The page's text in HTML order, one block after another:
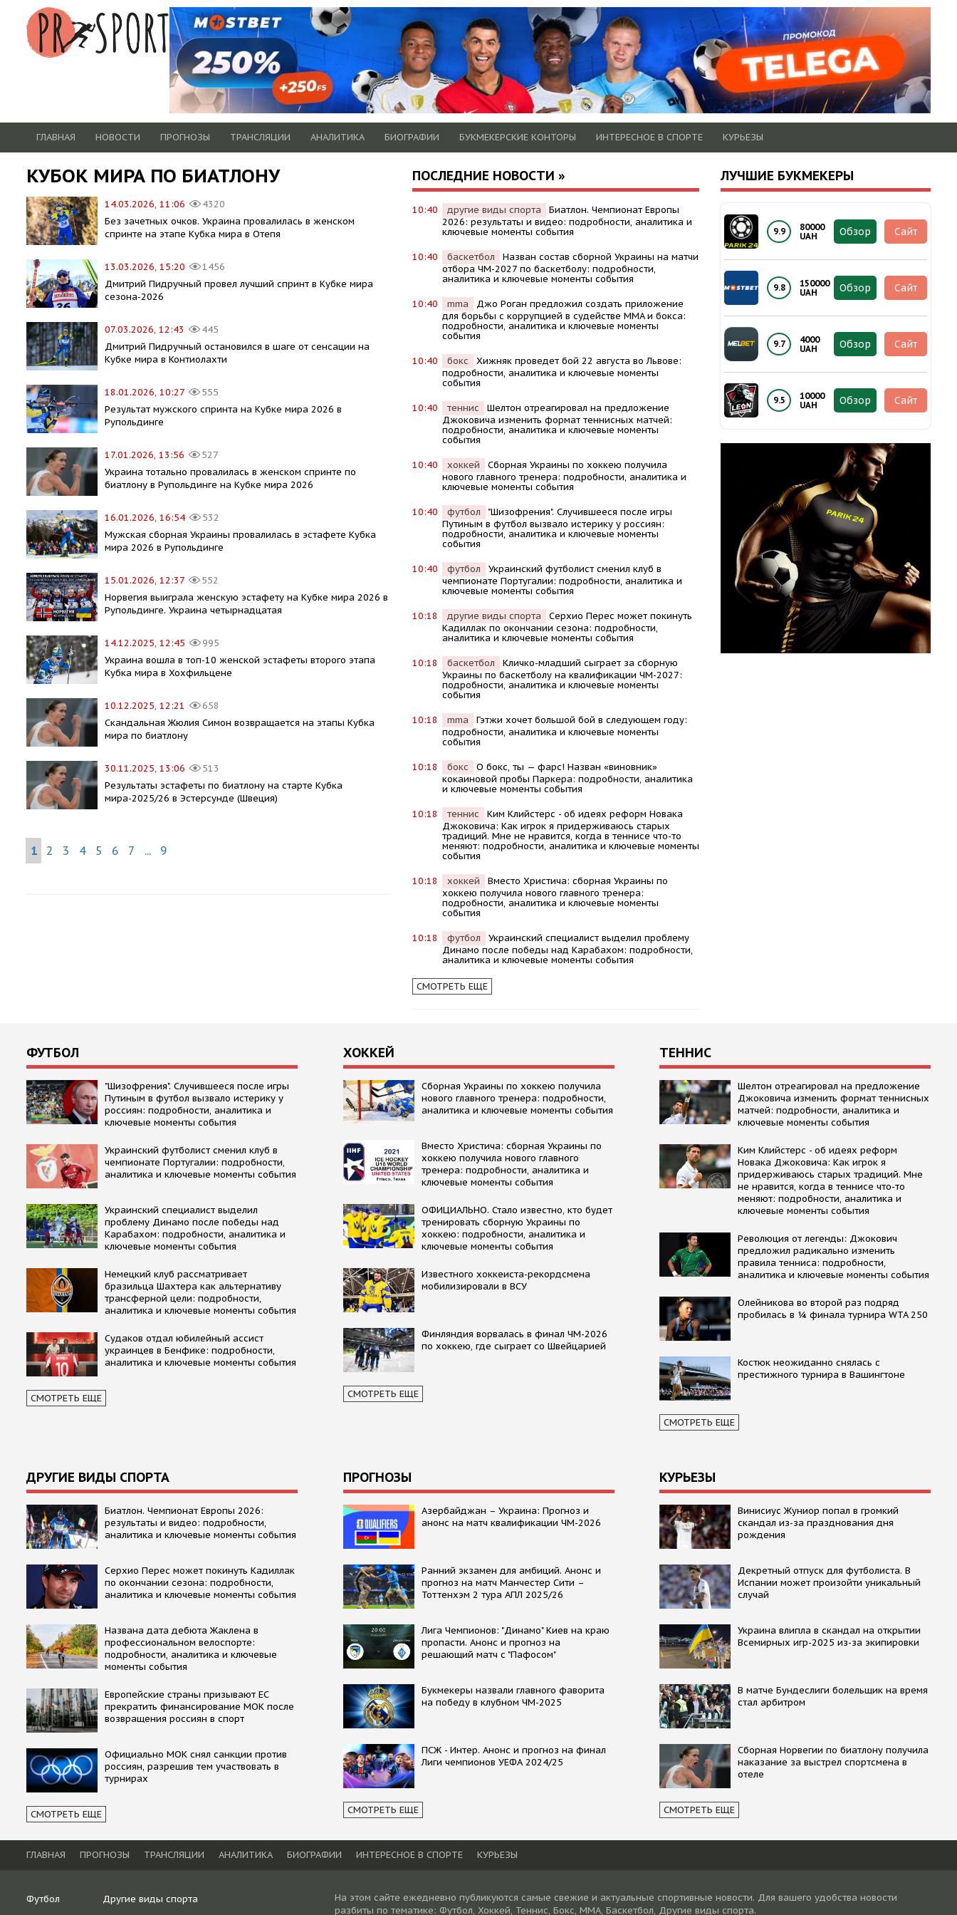
ГЛАВНАЯ НОВОСТИ ПРОГНОЗЫ ТРАНСЛЯЦИИ АНАЛИТИКА БИОГРАФИИ БУКМЕКЕРСКИЕ КОНТОРЫ ИНТЕРЕСНОЕ В СПОРТЕ КУРЬЕЗЫ
КУБОК МИРА ПО БИАТЛОНУ
14.03.2026, 11:06
4320
Без зачетных очков. Украина провалилась в женском
спринте на этапе Кубка мира в Отепя
13.03.2026, 15:20
1456
Дмитрий Пидручный провел лучший спринт в Кубке мира
сезона-2026
07.03.2026, 12:43
445
Дмитрий Пидручный остановился в шаге от сенсации на
Кубке мира в Контиолахти
18.01.2026, 10:27
555
Результат мужского спринта на Кубке мира 2026 в
Рупольдинге
17.01.2026, 13:56
527
Украина тотально провалилась в женском спринте по
биатлону в Рупольдинге на Кубке мира 2026
16.01.2026, 16:54
532
Мужская сборная Украины провалилась в эстафете Кубка
мира 2026 в Рупольдинге
15.01.2026, 12:37
552
Норвегия выиграла женскую эстафету на Кубке мира 2026 в
Рупольдинге. Украина четырнадцатая
14.12.2025, 12:45
995
Украина вошла в топ-10 женской эстафеты второго этапа
Кубка мира в Хохфильцене
10.12.2025, 12:21
658
Скандальная Жюлия Симон возвращается на этапы Кубка
мира по биатлону
30.11.2025, 13:06
513
Результаты эстафеты по биатлону на старте Кубка
мира-2025/26 в Эстерсунде (Швеция)
1 2 3 4 5 6 7 ... 9
ПОСЛЕДНИЕ НОВОСТИ »
10:40 другие виды спорта
Биатлон. Чемпионат Европы
2026: результаты и видео: подробности, аналитика и
ключевые моменты события
10:40 баскетбол
Назван состав сборной Украины на матчи
отбора ЧМ-2027 по баскетболу: подробности,
аналитика и ключевые моменты события
10:40 mma
Джо Роган предложил создать приложение
для борьбы с коррупцией в судействе MMA и бокса:
подробности, аналитика и ключевые моменты
события
10:40 бокс
Хижняк проведет бой 22 августа во Львове:
подробности, аналитика и ключевые моменты
события
10:40 теннис
Шелтон отреагировал на предложение
Джоковича изменить формат теннисных матчей:
подробности, аналитика и ключевые моменты
события
10:40 хоккей
Сборная Украины по хоккею получила
нового главного тренера: подробности, аналитика и
ключевые моменты события
10:40 футбол
"Шизофрения". Случившееся после игры
Путиным в футбол вызвало истерику у россиян:
подробности, аналитика и ключевые моменты
события
10:40 футбол
Украинский футболист сменил клуб в
чемпионате Португалии: подробности, аналитика и
ключевые моменты события
10:18 другие виды спорта
Серхио Перес может покинуть
Кадиллак по окончании сезона: подробности,
аналитика и ключевые моменты события
10:18 баскетбол
Кличко-младший сыграет за сборную
Украины по баскетболу на квалификации ЧМ-2027:
подробности, аналитика и ключевые моменты
события
10:18 mma
Гэтжи хочет большой бой в следующем году:
подробности, аналитика и ключевые моменты
события
10:18 бокс
О бокс, ты — фарс! Назван «виновник»
кокаиновой пробы Паркера: подробности, аналитика
и ключевые моменты события
10:18 теннис
Kим Kлийстерс - об идеях реформ Новака
Джоковича: Kак игрок я придерживаюсь старых
традиций. Мне не нравится, когда в теннисе что-то
меняют: подробности, аналитика и ключевые моменты
события
10:18 хоккей
Вместо Христича: сборная Украины по
хоккею получила нового главного тренера:
подробности, аналитика и ключевые моменты
события
10:18 футбол
Украинский специалист выделил проблему
Динамо после победы над Карабахом: подробности,
аналитика и ключевые моменты события
СМОТРЕТЬ ЕЩЕ
ЛУЧШИЕ БУКМЕКЕРЫ
9.9
80000
UAH
Обзор Сайт
9.8
150000
UAH
Обзор Сайт
9.7
4000
UAH
Обзор Сайт
9.5
10000
UAH
Обзор Сайт
ФУТБОЛ
"Шизофрения". Случившееся после игры
Путиным в футбол вызвало истерику у
россиян: подробности, аналитика и
ключевые моменты события
Украинский футболист сменил клуб в
чемпионате Португалии: подробности,
аналитика и ключевые моменты события
Украинский специалист выделил
проблему Динамо после победы над
Карабахом: подробности, аналитика и
ключевые моменты события
Немецкий клуб рассматривает
бразильца Шахтера как альтернативу
трансферной цели: подробности,
аналитика и ключевые моменты события
Судаков отдал юбилейный ассист
украинцев в Бенфике: подробности,
аналитика и ключевые моменты события
СМОТРЕТЬ ЕЩЕ
ХОККЕЙ
Сборная Украины по хоккею получила
нового главного тренера: подробности,
аналитика и ключевые моменты события
Вместо Христича: сборная Украины по
хоккею получила нового главного
тренера: подробности, аналитика и
ключевые моменты события
ОФИЦИАЛЬНО. Стало известно, кто будет
тренировать сборную Украины по
хоккею: подробности, аналитика и
ключевые моменты события
Известного хоккеиста-рекордсмена
мобилизировали в ВСУ
Финляндия ворвалась в финал ЧМ-2026
по хоккею, где сыграет со Швейцарией
СМОТРЕТЬ ЕЩЕ
ТЕННИС
Шелтон отреагировал на предложение
Джоковича изменить формат теннисных
матчей: подробности, аналитика и
ключевые моменты события
Kим Kлийстерс - об идеях реформ
Новака Джоковича: Kак игрок я
придерживаюсь старых традиций. Мне
не нравится, когда в теннисе что-то
меняют: подробности, аналитика и
ключевые моменты события
Революция от легенды: Джокович
предложил радикально изменить
правила тенниса: подробности,
аналитика и ключевые моменты события
Олейникова во второй раз подряд
пробилась в ¼ финала турнира WTA 250
Костюк неожиданно снялась с
престижного турнира в Вашингтоне
СМОТРЕТЬ ЕЩЕ
ДРУГИЕ ВИДЫ СПОРТА
Биатлон. Чемпионат Европы 2026:
результаты и видео: подробности,
аналитика и ключевые моменты события
Серхио Перес может покинуть Кадиллак
по окончании сезона: подробности,
аналитика и ключевые моменты события
Названа дата дебюта Жаклена в
профессиональном велоспорте:
подробности, аналитика и ключевые
моменты события
Европейские страны призывают ЕС
прекратить финансирование МОК после
возвращения россиян в спорт
Официально МОК снял санкции против
россиян, разрешив тем участвовать в
турнирах
СМОТРЕТЬ ЕЩЕ
ПРОГНОЗЫ
Азербайджан – Украина: Прогноз и
анонс на матч квалификации ЧМ-2026
Ранний экзамен для амбиций. Анонс и
прогноз на матч Манчестер Сити –
Тоттенхэм 2 тура АПЛ 2025/26
Лига Чемпионов: "Динамо" Киев на краю
пропасти. Анонс и прогноз на
решающий матч с "Пафосом"
Букмекеры назвали главного фаворита
на победу в клубном ЧМ-2025
ПСЖ - Интер. Анонс и прогноз на финал
Лиги чемпионов УЕФА 2024/25
СМОТРЕТЬ ЕЩЕ
КУРЬЕЗЫ
Винисиус Жуниор попал в громкий
скандал из-за празднования дня
рождения
Декретный отпуск для футболиста. В
Испании может произойти уникальный
случай
Украина влипла в скандал на открытии
Всемирных игр-2025 из-за экипировки
В матче Бундеслиги болельщик на время
стал арбитром
Сборная Норвегии по биатлону получила
наказание за выстрел спортсмена в
отеле
СМОТРЕТЬ ЕЩЕ
ГЛАВНАЯ ПРОГНОЗЫ ТРАНСЛЯЦИИ АНАЛИТИКА БИОГРАФИИ ИНТЕРЕСНОЕ В СПОРТЕ КУРЬЕЗЫ
Футбол
Другие виды спорта
На этом сайте ежедневно публикуются самые свежие и актуальные спортивные новости. Для вашего удобства новости
разбиты по тематике: Футбол, Хоккей, Теннис, Бокс, ММА, Баскетбол, Другие виды спорта.